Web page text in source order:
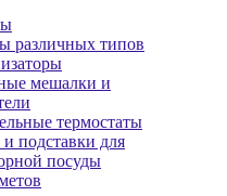
различных типов
мешалки и
термостаты
подставки для
посуды